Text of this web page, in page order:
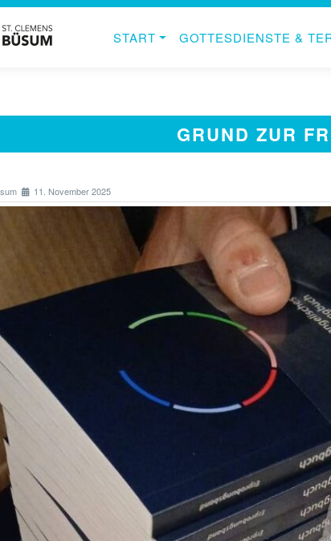
START GOTTESDIENSTE &
GRUND ZUR
11. November 2025